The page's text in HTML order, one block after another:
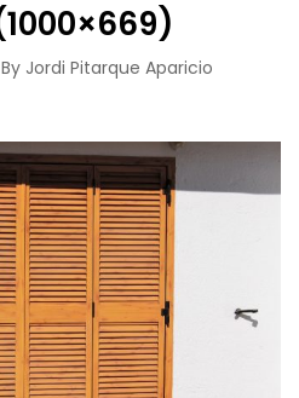
By Jordi Pitarque Aparicio